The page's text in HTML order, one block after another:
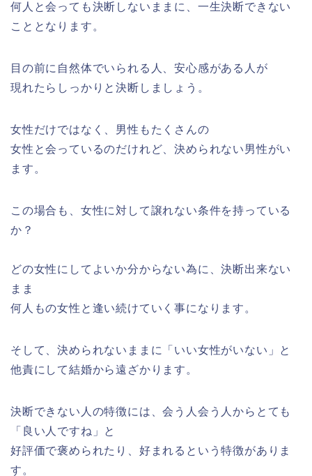
何人と会っても決断しないままに、一生決断できない
ことと なります。
目の前に自然体でいられる人、安心感がある人が
現れたらしっかりと決断しましょう。
女性だけではなく、男性もたくさんの
女性と会っているのだけれど、決められない男性がい
ます。
この場合も、女性に対して譲れない条件を持っている
か？
どの女性にしてよいか分からない為に、決断出来ない
まま
何人もの女性と逢い続けていく事になります。
そして、決められないままに「いい女性がいない」と
他責にして結婚から遠ざかります。
決断できない人の特徴には、会う人会う人からとても
「良い人ですね」と
好評価で褒められたり、好まれるという特徴がありま
す。